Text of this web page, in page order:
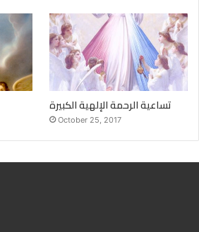
تساعية الرحمة الإلهية الكبيرة
October 25, 2017